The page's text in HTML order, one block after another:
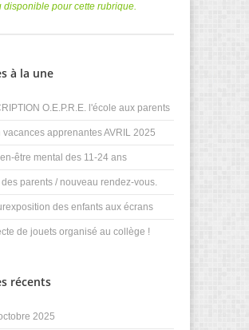
disponible pour cette rubrique.
à la une
O.E.P.R.E. l'école aux parents
vacances apprenantes AVRIL 2025
être mental des 11-24 ans
parents / nouveau rendez-vous.
des enfants aux écrans
de jouets organisé au collège !
récents
2025